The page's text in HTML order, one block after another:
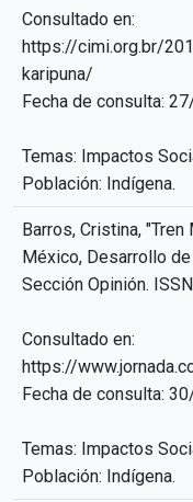
Consultado en:
https://cimi.org.br/
karipuna/
Fecha de consulta:
Temas: Impactos
Población: Indígena.
Barros, Cristina,
México, Desarrollo de
Sección Opinión.
Consultado en:
https://
Fecha de consulta:
Temas: Impactos
Población: Indígena.